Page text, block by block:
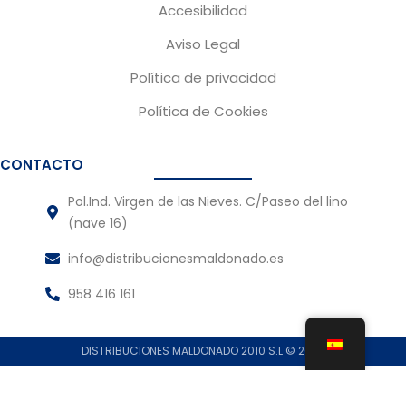
Accesibilidad
Aviso Legal
Política de privacidad
Política de Cookies
CONTACTO
Pol.Ind. Virgen de las Nieves. C/Paseo del lino
(nave 16)
info@distribucionesmaldonado.es
958 416 161
DISTRIBUCIONES MALDONADO 2010 S.L © 2024